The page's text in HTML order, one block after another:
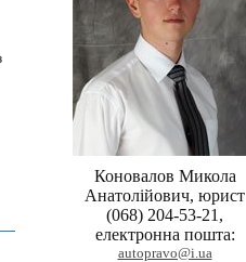
Коновалов Микола
Анатолійович, юрист
(068) 204-53-21,
електронна пошта:
autopravo@i.ua